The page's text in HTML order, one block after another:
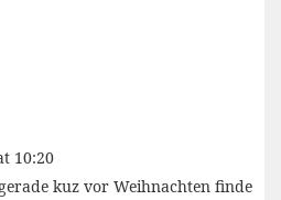
10:20
kuz vor Weihnachten finde